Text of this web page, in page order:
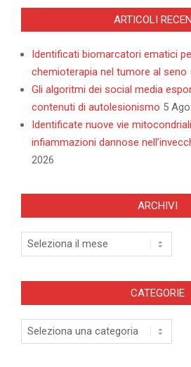
ARTICOLI
Identificati biomarcatori ematici
chemioterapia nel tumore al seno
Gli algoritmi dei social media
contenuti di autolesionismo 5
Identificate nuove vie
infiammazioni dannose
2026
ARCHIVI
Archivi
CATEGORIE
Categorie